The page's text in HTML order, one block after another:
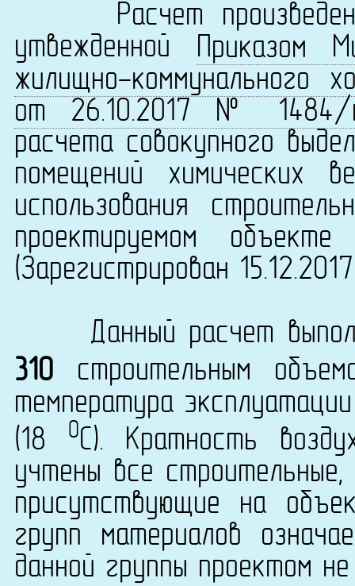
Расчет произведен
утвежденной Приказом
жилищно-коммунального
от 26.10.2017 № 1484/
расчета совокупного
помещений химических
использования
проектируемом объекте
(Зарегистрирован
Данный расчет
310 строительным
температура
(18
0C). Кратность
учтены все
присутствующие на
групп материалов
данной группы проектом